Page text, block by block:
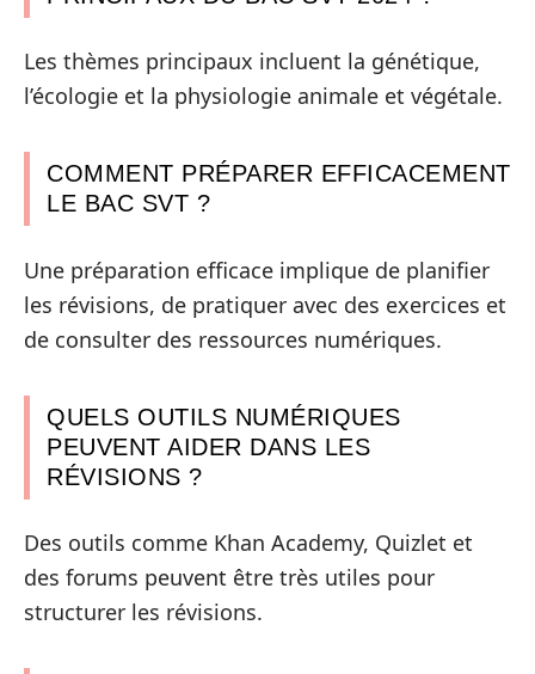
Les thèmes principaux incluent la génétique,
l’écologie et la physiologie animale et végétale.
COMMENT PRÉPARER EFFICACEMENT
LE BAC SVT ?
Une préparation efficace implique de planifier
les révisions, de pratiquer avec des exercices et
de consulter des ressources numériques.
QUELS OUTILS NUMÉRIQUES
PEUVENT AIDER DANS LES
RÉVISIONS ?
Des outils comme Khan Academy, Quizlet et
des forums peuvent être très utiles pour
structurer les révisions.